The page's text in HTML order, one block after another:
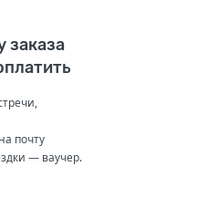
заказа
почту
— ваучер.